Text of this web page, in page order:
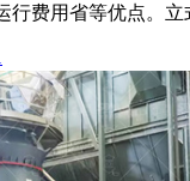
行费用省等优点。